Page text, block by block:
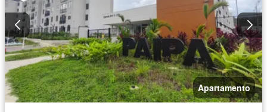
Apartamento